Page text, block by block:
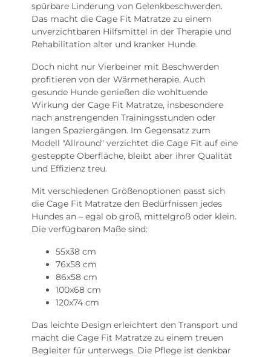
spürbare Linderung von Gelenkbeschwerden.
Das macht die Cage Fit Matratze zu einem
unverzichtbaren Hilfsmittel in der Therapie und
Rehabilitation alter und kranker Hunde.
Doch nicht nur Vierbeiner mit Beschwerden
profitieren von der Wärmetherapie. Auch
gesunde Hunde genießen die wohltuende
Wirkung der Cage Fit Matratze, insbesondere
nach anstrengenden Trainingsstunden oder
langen Spaziergängen. Im Gegensatz zum
Modell "Allround" verzichtet die Cage Fit auf eine
gesteppte Oberfläche, bleibt aber ihrer Qualität
und Effizienz treu.
Mit verschiedenen Größenoptionen passt sich
die Cage Fit Matratze den Bedürfnissen jedes
Hundes an – egal ob groß, mittelgroß oder klein.
Die verfügbaren Maße sind:
55x38 cm
76x58 cm
86x58 cm
100x68 cm
120x74 cm
Das leichte Design erleichtert den Transport und
macht die Cage Fit Matratze zu einem treuen
Begleiter für unterwegs. Die Pflege ist denkbar